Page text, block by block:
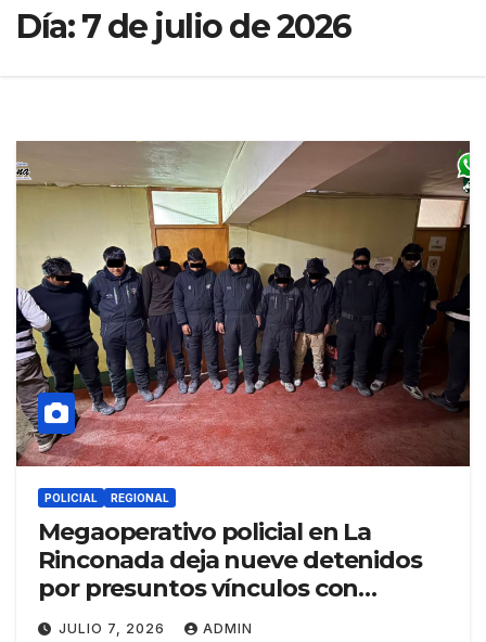
Día:7 de julio de 2026
POLICIAL REGIONAL
Megaoperativo policial en La
Rinconada deja nueve detenidos
por presuntos vínculos con
organización criminal
JULIO 7, 2026 ADMIN